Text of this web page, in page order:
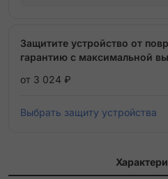
Защитите устройство от
гарантию с максимальной
от 3 024 ₽
Выбрать защиту устройства